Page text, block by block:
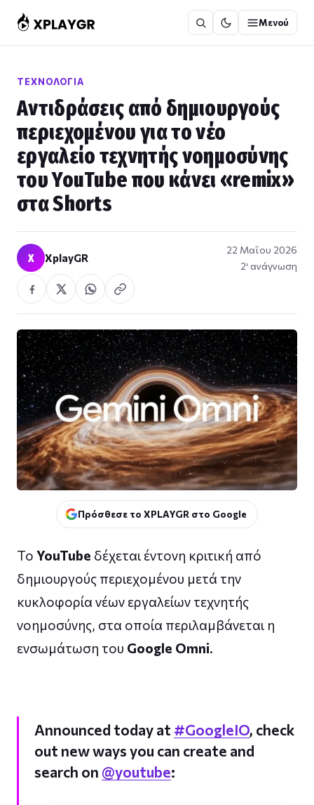
στο
περιεχόμενο
Μενού
ΤΕΧΝΟΛΟΓΊΑ
Αντιδράσεις από δημιουργούς
περιεχομένου για το νέο
εργαλείο τεχνητής νοημοσύνης
του YouTube που κάνει «remix»
στα Shorts
X XplayGR
22 Μαΐου 2026
2′ ανάγνωση
Πρόσθεσε το XPLAYGR στο Google
Το YouTube δέχεται έντονη κριτική από
δημιουργούς περιεχομένου μετά την
κυκλοφορία νέων εργαλείων τεχνητής
νοημοσύνης, στα οποία περιλαμβάνεται η
ενσωμάτωση του Google Omni.
Announced today at #GoogleIO, check
out new ways you can create and
search on @youtube: